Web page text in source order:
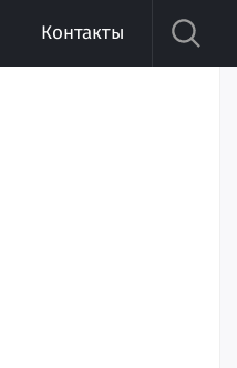
Контакты